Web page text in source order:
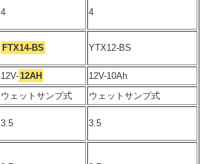
4 4
FTX14-BS YTX12-BS
12V-12AH
12V-10Ah
ウェットサンプ式
ウェットサンプ式
3.5 3.5